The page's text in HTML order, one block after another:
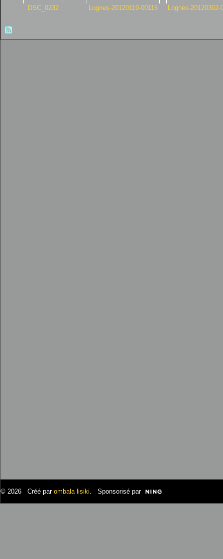
DSC_0232 Lognes-20120119-00116 Lognes-20120302-
© 2026 Créé par ombala lisiki. Sponsorisé par